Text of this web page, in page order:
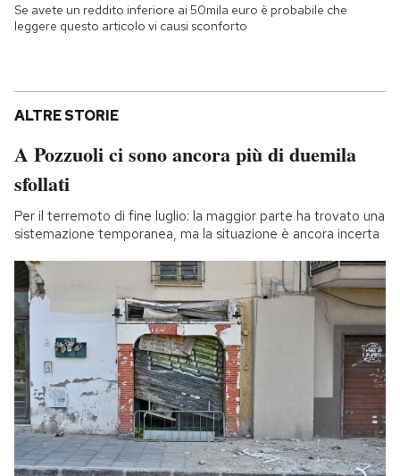
Se avete un reddito inferiore ai 50mila euro è probabile che
leggere questo articolo vi causi sconforto
ALTRE STORIE
A Pozzuoli ci sono ancora più di duemila
sfollati
Per il terremoto di fine luglio: la maggior parte ha trovato una
sistemazione temporanea, ma la situazione è ancora incerta